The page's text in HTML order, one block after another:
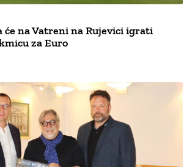
će na Vatreni na Rujevici igrati
za Euro